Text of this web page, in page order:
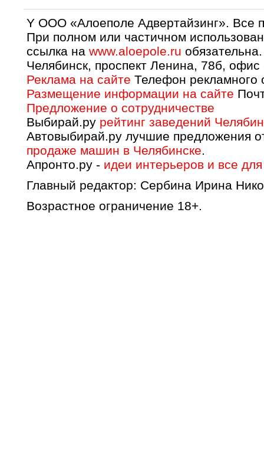
Y OOO «Алоеполе Адвертайзинг».
При полном или частичном
ссылка на www.aloepole.ru обязательна.
Челябинск, проспект Ленина, 78б, офис
Реклама на сайте Телефон рекламного
Размещение информации на сайте
Предложение о сотрудничестве
Выбирай.ру рейтинг заведений
Автовыбирай.ру лучшие предложения
продаже машин в Челябинске.
Апронто.ру - идеи интерьеров и все
Главный редактор: Сербина Ирина
Возрастное ограничение 18+.